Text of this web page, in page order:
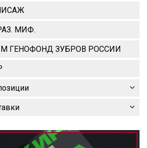
МИФ.
ГЕНОФОНД ЗУБРОВ РОССИИ